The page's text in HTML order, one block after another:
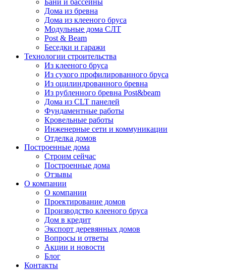
Бани и бассейны
Дома из бревна
Дома из клееного бруса
Модульные дома СЛТ
Post & Beam
Беседки и гаражи
Технологии строительства
Из клееного бруса
Из сухого профилированного бруса
Из оцилиндрованного бревна
Из рубленного бревна Post&beam
Дома из CLT панелей
Фундаментные работы
Кровельные работы
Инженерные сети и коммуникации
Отделка домов
Построенные дома
Строим сейчас
Построенные дома
Отзывы
О компании
О компании
Проектирование домов
Производство клееного бруса
Дом в кредит
Экспорт деревянных домов
Вопросы и ответы
Акции и новости
Блог
Контакты